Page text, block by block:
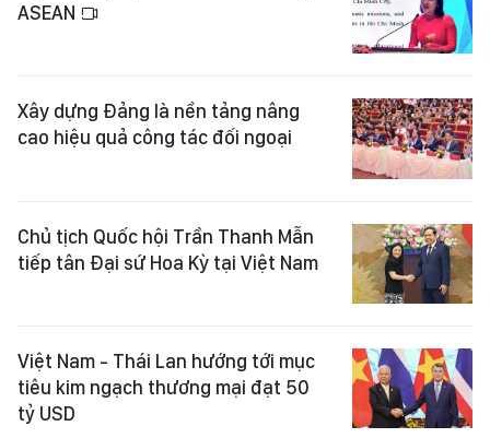
ASEAN
Xây dựng Đảng là nền tảng nâng
cao hiệu quả công tác đối ngoại
Chủ tịch Quốc hội Trần Thanh Mẫn
tiếp tân Đại sứ Hoa Kỳ tại Việt Nam
Việt Nam - Thái Lan hướng tới mục
tiêu kim ngạch thương mại đạt 50
tỷ USD